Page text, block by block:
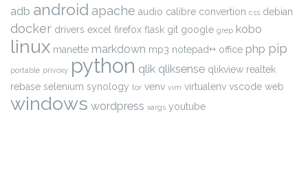
adb android apache audio calibre convertion css debian
docker drivers excel firefox flask git google grep kobo
linux manette markdown mp3 notepad++ office php pip
portable privoxy python qlik qliksense qlikview realtek
rebase selenium synology tor venv vim virtualenv vscode web
windows wordpress xargs youtube